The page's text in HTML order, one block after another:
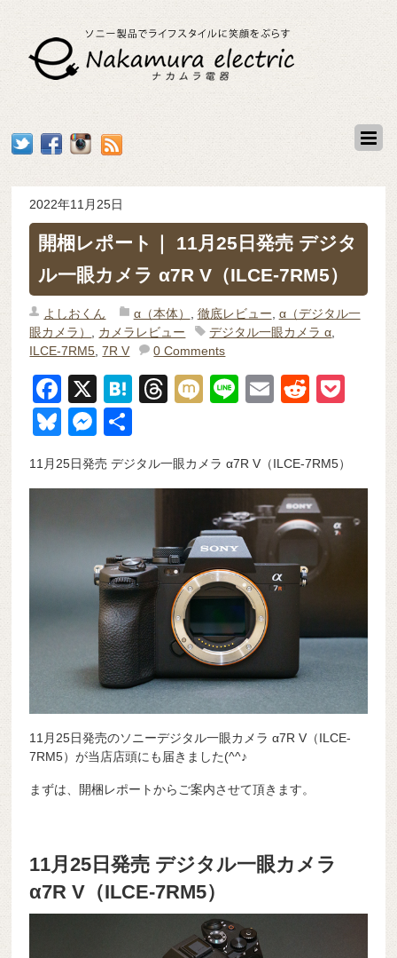
2022年11月25日
開梱レポート｜ 11月25日発売 デジタ
ル一眼カメラ α7R V（ILCE-7RM5）
よしおくん α（本体） 徹底レビュー α（デジタル一
眼カメラ）
カメラレビュー デジタル一眼カメラ α
ILCE-7RM5 ,7R V 0 Comments
F
a
c
e
o
k
X
H
n
T
a
M
Li
E
R
di
t
Bl
u
e
y
M
e
ss
n
g
er
有
11月25日発売 デジタル一眼カメラ α7R V（ILCE-7RM5）
11月25日発売のソニーデジタル一眼カメラ α7R V（ILCE-
7RM5）が当店店頭にも届きました(^^♪
まずは、開梱レポートからご案内させて頂きます。
11月25日発売 デジタル一眼カメラ
α7R V（ILCE-7RM5）